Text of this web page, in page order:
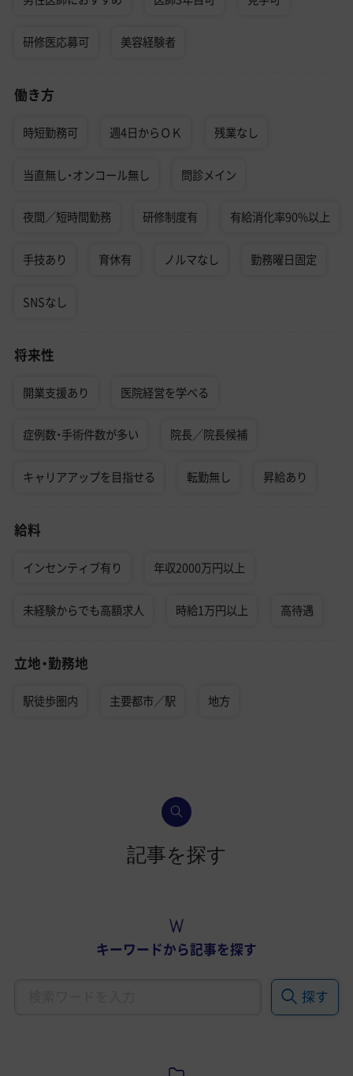
研修医応募可 美容経験者
働き方
時短勤務可 週4日からＯＫ 残業なし
当直無し・オンコール無し 問診メイン
夜間／短時間勤務 研修制度有 有給消化率90%以上
手技あり 育休有 ノルマなし 勤務曜日固定
SNSなし
将来性
開業支援あり 医院経営を学べる
症例数・手術件数が多い 院長／院長候補
キャリアアップを目指せる 転勤無し 昇給あり
給料
インセンティブ有り 年収2000万円以上
未経験からでも高額求人 時給1万円以上 高待遇
立地・勤務地
駅徒歩圏内 主要都市／駅 地方
記事を探す
キーワードから記事を探す
探す